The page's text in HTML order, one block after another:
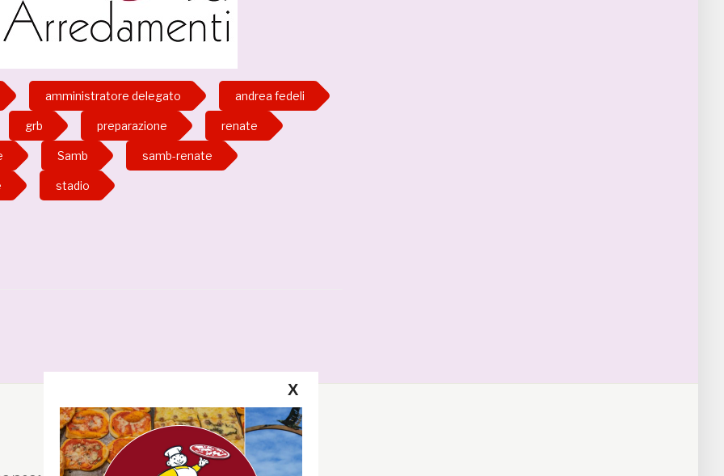
amministratore delegato andrea fedeli
grb preparazione renate
Samb samb-renate
stadio
Segui la GRB
Facebook
X